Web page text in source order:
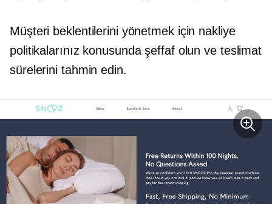
Müşteri beklentilerini yönetmek için nakliye
politikalarınız konusunda şeffaf olun ve teslimat
sürelerini tahmin edin.